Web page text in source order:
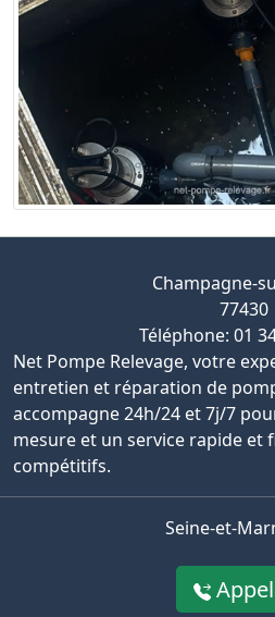
Champagne-
77430
Téléphone: 01
Net Pompe Relevage, votre
entretien et réparation de
accompagne 24h/24 et 7j/7
mesure et un service rapide et
compétitifs.
Seine-et-